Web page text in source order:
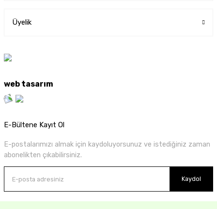
Üyelik
web tasarım
E-Bültene Kayıt Ol
E-postalarımızı almak için kaydoluyorsunuz ve istediğiniz zaman
abonelikten çıkabilirsiniz.
Kaydol